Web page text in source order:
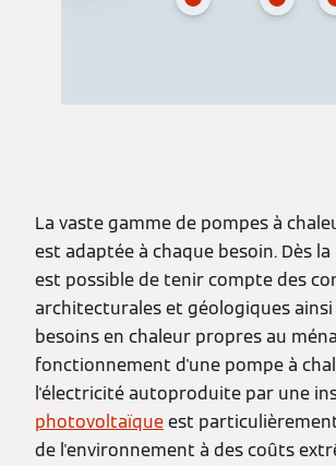
La vaste gamme de pompes à
est adaptée à chaque besoin. Dès
est possible de tenir compte des
architecturales et géologiques ainsi
besoins en chaleur propres au
fonctionnement d'une pompe à
l'électricité autoproduite par une
photovoltaïqueest
de l'environnement à des coûts